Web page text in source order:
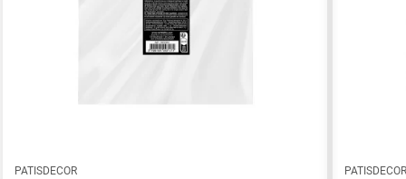
PATISDECOR